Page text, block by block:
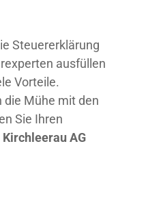
Steuererklärung
ausfüllen
Vorteile.
die Mühe mit den
Sie Ihren
Kirchleerau AG